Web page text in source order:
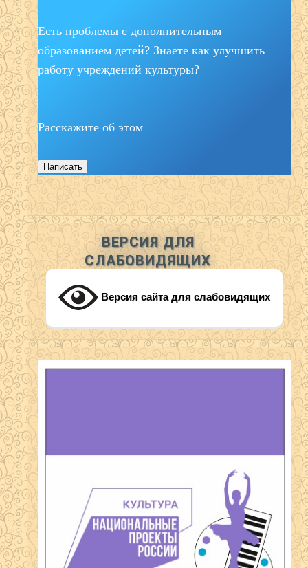
Есть проблемы с дополнительным
образованием детей? Знаете как улучшить
работу учреждений культуры?
Расскажите об этом
Написать
ВЕРСИЯ ДЛЯ
СЛАБОВИДЯЩИХ
Версия сайта для слабовидящих